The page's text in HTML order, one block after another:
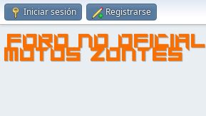
Iniciar sesión Registrarse
FORO NO OFICIAL
MOTOS ZONTES